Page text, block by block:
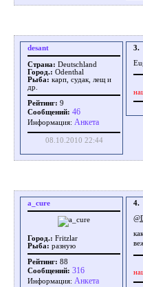
desant
Страна: Deutschland
Город.: Odenthal
Рыба: карп, судак, лещ и
др.
Рейтинг: 9
Сообщений: 46
Информация: Aнкета
08.10.2010 22:44
3.
a_cure
Город.: Fritzlar
Рыба: разную
Рейтинг: 88
Сообщений: 316
Информация: Aнкета
4.